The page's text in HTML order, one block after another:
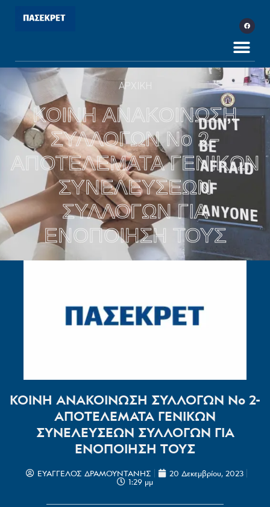
ΑΡΧΙΚΗ
ΚΟΙΝΗ ΑΝΑΚΟΙΝΩΣΗ
ΣΥΛΛΟΓΩΝ Νο 2-
ΑΠΟΤΕΛΕΜΑΤΑ ΓΕΝΙΚΩΝ
ΣΥΝΕΛΕΥΣΕΩΝ
ΣΥΛΛΟΓΩΝ ΓΙΑ
ΕΝΟΠΟΙΗΣΗ ΤΟΥΣ
ΚΟΙΝΗ ΑΝΑΚΟΙΝΩΣΗ ΣΥΛΛΟΓΩΝ Νο 2-
ΑΠΟΤΕΛΕΜΑΤΑ ΓΕΝΙΚΩΝ
ΣΥΝΕΛΕΥΣΕΩΝ ΣΥΛΛΟΓΩΝ ΓΙΑ
ΕΝΟΠΟΙΗΣΗ ΤΟΥΣ
ΕΥΑΓΓΕΛΟΣ ΔΡΑΜΟΥΝΤΑΝΗΣ
20 Δεκεμβρίου, 2023
1:29 μμ